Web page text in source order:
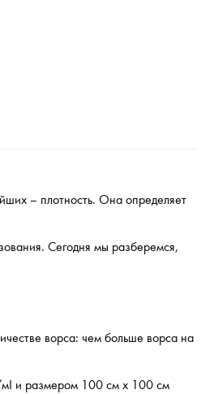
– плотность. Она определяет
Сегодня мы разберемся,
ворса: чем больше ворса на
м² и размером 100 см х 100 см